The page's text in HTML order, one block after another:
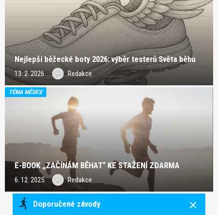
Nejlepší běžecké boty 2026: výběr testerů Světa běhu
13. 2. 2026 Redakce
TÉMA MĚSÍCE
E-BOOK „ZAČÍNÁM BĚHAT“ KE STAŽENÍ ZDARMA
6. 12. 2025 Redakce
Doporučené závody